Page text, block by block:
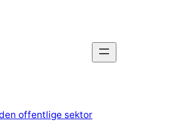
offentlige sektor